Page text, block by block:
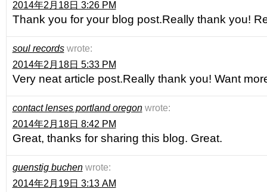
2014年2月18日 3:26 PM
Thank you for your blog post.Really thank you!
soul records wrote:
2014年2月18日 5:33 PM
Very neat article post.Really thank you! Want
contact lenses portland oregon wrote:
2014年2月18日 8:42 PM
Great, thanks for sharing this blog. Great.
guenstig buchen wrote:
2014年2月19日 3:13 AM